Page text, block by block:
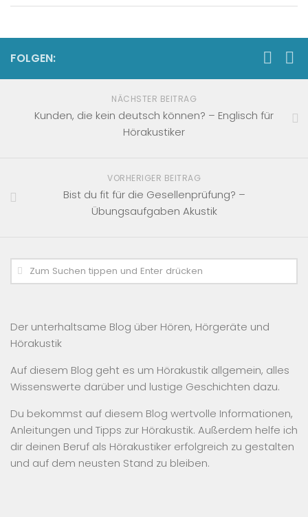
FOLGEN:
NÄCHSTER BEITRAG
Kunden, die kein deutsch können? – Englisch für
Hörakustiker
VORHERIGER BEITRAG
Bist du fit für die Gesellenprüfung? –
Übungsaufgaben Akustik
Der unterhaltsame Blog über Hören, Hörgeräte und
Hörakustik
Auf diesem Blog geht es um Hörakustik allgemein, alles
Wissenswerte darüber und lustige Geschichten dazu.
Du bekommst auf diesem Blog wertvolle Informationen,
Anleitungen und Tipps zur Hörakustik. Außerdem helfe ich
dir deinen Beruf als Hörakustiker erfolgreich zu gestalten
und auf dem neusten Stand zu bleiben.